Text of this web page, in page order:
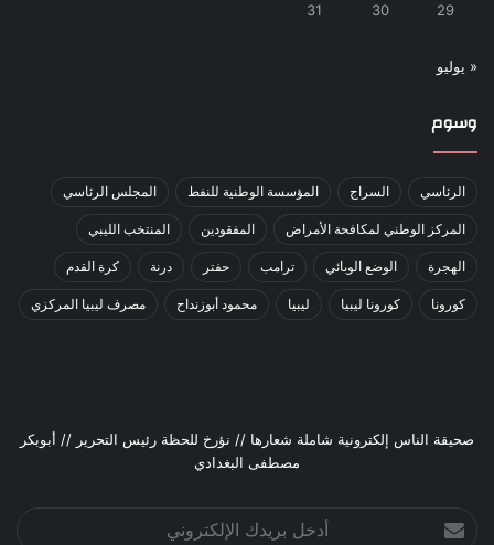
29
30
31
« يوليو
وسوم
الرئاسي السراج المؤسسة الوطنية للنفط المجلس الرئاسي
المركز الوطني لمكافحة الأمراض المفقودين المنتخب الليبي
الهجرة الوضع الوبائي ترامب حفتر درنة كرة القدم
كورونا كورونا ليبيا ليبيا محمود أبوزنداح مصرف ليبيا المركزي
صحيقة الناس إلكترونية شاملة شعارها // نؤرخ للحظة رئيس التحرير // أبوبكر
مصطفى البغدادي
بريدك